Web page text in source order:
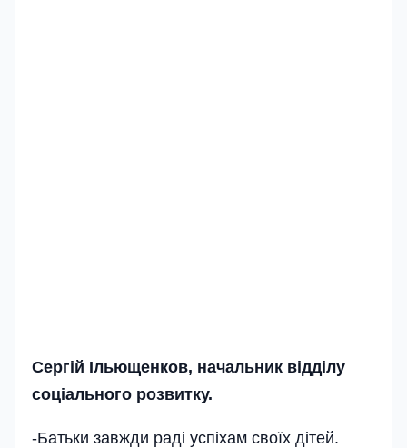
Сергій Ільющенков, начальник відділу
соціального розвитку.
-Батьки завжди раді успіхам своїх дітей.